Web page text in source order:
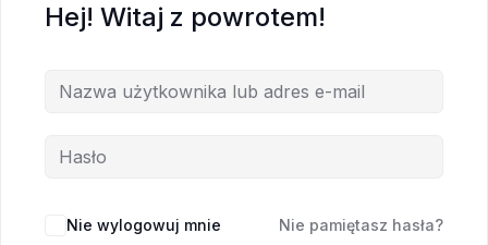
Hej! Witaj z powrotem!
Nie wylogowuj mnie Nie pamiętasz hasła?